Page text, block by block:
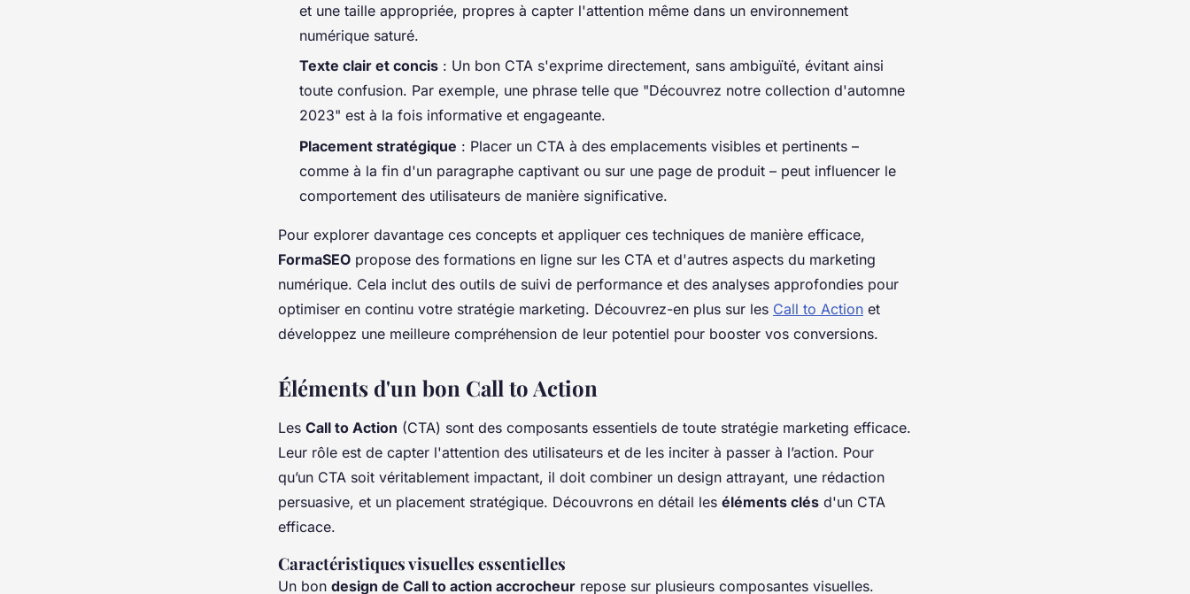
et une taille appropriée, propres à capter l'attention même dans un environnement
numérique saturé.
Texte clair et concis : Un bon CTA s'exprime directement, sans ambiguïté, évitant ainsi
toute confusion. Par exemple, une phrase telle que "Découvrez notre collection d'automne
2023" est à la fois informative et engageante.
Placement stratégique : Placer un CTA à des emplacements visibles et pertinents –
comme à la fin d'un paragraphe captivant ou sur une page de produit – peut influencer le
comportement des utilisateurs de manière significative.
Pour explorer davantage ces concepts et appliquer ces techniques de manière efficace,
FormaSEO propose des formations en ligne sur les CTA et d'autres aspects du marketing
numérique. Cela inclut des outils de suivi de performance et des analyses approfondies pour
optimiser en continu votre stratégie marketing. Découvrez-en plus sur les Call to Action et
développez une meilleure compréhension de leur potentiel pour booster vos conversions.
Éléments d'un bon Call to Action
Les Call to Action (CTA) sont des composants essentiels de toute stratégie marketing efficace.
Leur rôle est de capter l'attention des utilisateurs et de les inciter à passer à l’action. Pour
qu’un CTA soit véritablement impactant, il doit combiner un design attrayant, une rédaction
persuasive, et un placement stratégique. Découvrons en détail les éléments clés d'un CTA
efficace.
Caractéristiques visuelles essentielles
Un bon design de Call to action accrocheur repose sur plusieurs composantes visuelles.